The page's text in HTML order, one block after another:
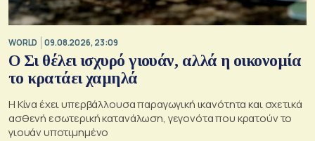
WORLD 09.08.2026, 23:09
Ο Σι θέλει ισχυρό γιουάν, αλλά η οικονομία
το κρατάει χαμηλά
Η Κίνα έχει υπερβάλλουσα παραγωγική ικανότητα και σχετικά
ασθενή εσωτερική κατανάλωση, γεγονότα που κρατούν το
γιουάν υποτιμημένο